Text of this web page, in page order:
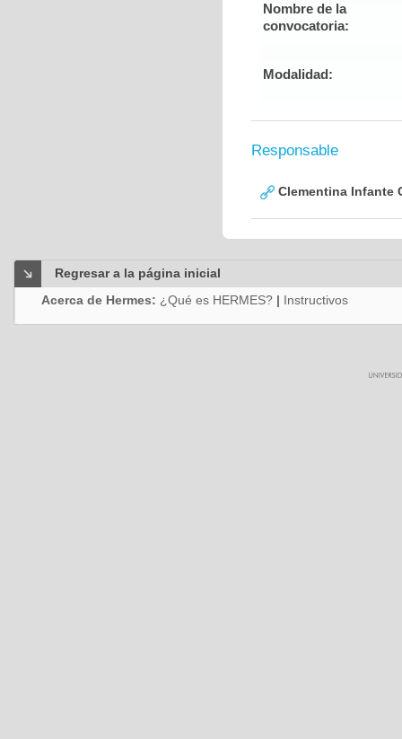
Nombre de la
convocatoria:
Modalidad:
Responsable
Clementina Infante
Regresar a la página inicial
Acerca de Hermes: ¿Qué es HERMES? | Instructivos